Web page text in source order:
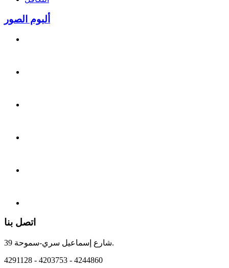
ألبوم الصور
اتصل بنا
39 شارع إسماعيل سري-سموحة.
4291128 - 4203753 - 4244860